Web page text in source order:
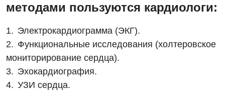
Неврология
Нейрохирургия
Онкологическое отделение
Ортопедия и травматология
методами пользуются кардиологи:
Электрокардиограмма (ЭКГ).
Функциональные исследования (холтеровское
мониторирование сердца).
Эхокардиография.
УЗИ сердца.